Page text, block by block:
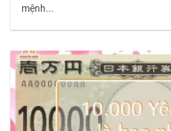
mệnh...